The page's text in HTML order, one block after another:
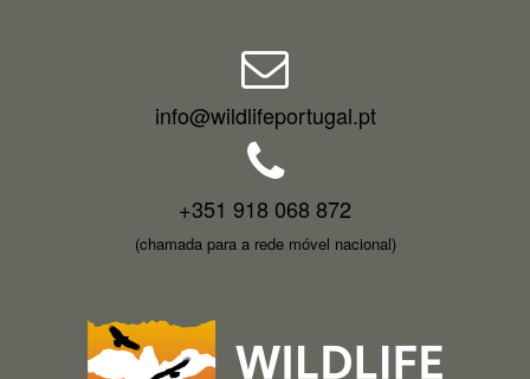
info@wildlifeportugal.pt
+351 918 068 872
(chamada para a rede móvel nacional)